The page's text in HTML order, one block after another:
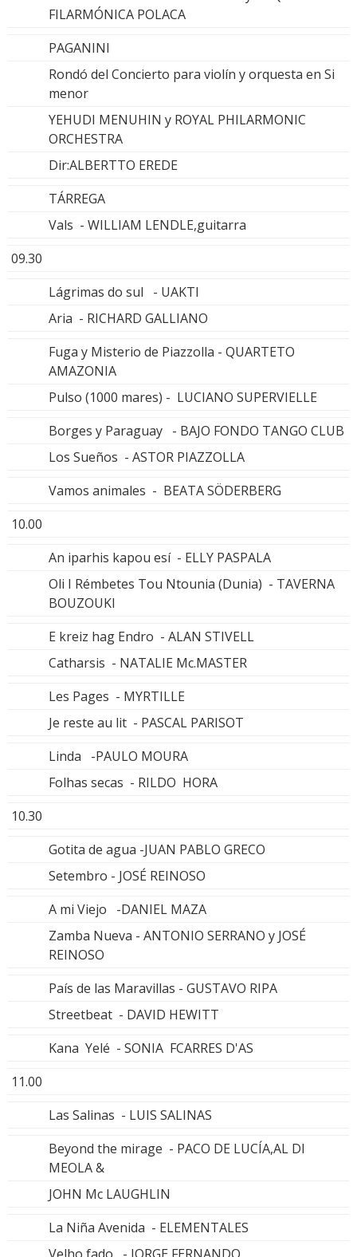
FILARMÓNICA POLACA
PAGANINI
Rondó del Concierto para violín y orquesta en Si
menor
YEHUDI MENUHIN y ROYAL PHILARMONIC
ORCHESTRA
Dir:ALBERTTO EREDE
TÁRREGA
Vals - WILLIAM LENDLE,guitarra
09.30
Lágrimas do sul - UAKTI
Aria - RICHARD GALLIANO
Fuga y Misterio de Piazzolla - QUARTETO
AMAZONIA
Pulso (1000 mares) - LUCIANO SUPERVIELLE
Borges y Paraguay - BAJO FONDO TANGO CLUB
Los Sueños - ASTOR PIAZZOLLA
Vamos animales - BEATA SÖDERBERG
10.00
An iparhis kapou esí - ELLY PASPALA
Oli I Rémbetes Tou Ntounia (Dunia) - TAVERNA
BOUZOUKI
E kreiz hag Endro - ALAN STIVELL
Catharsis - NATALIE Mc.MASTER
Les Pages - MYRTILLE
Je reste au lit - PASCAL PARISOT
Linda -PAULO MOURA
Folhas secas - RILDO HORA
10.30
Gotita de agua -JUAN PABLO GRECO
Setembro - JOSÉ REINOSO
A mi Viejo -DANIEL MAZA
Zamba Nueva - ANTONIO SERRANO y JOSÉ
REINOSO
País de las Maravillas - GUSTAVO RIPA
Streetbeat - DAVID HEWITT
Kana Yelé - SONIA FCARRES D'AS
11.00
Las Salinas - LUIS SALINAS
Beyond the mirage - PACO DE LUCÍA,AL DI
MEOLA &
JOHN Mc LAUGHLIN
La Niña Avenida - ELEMENTALES